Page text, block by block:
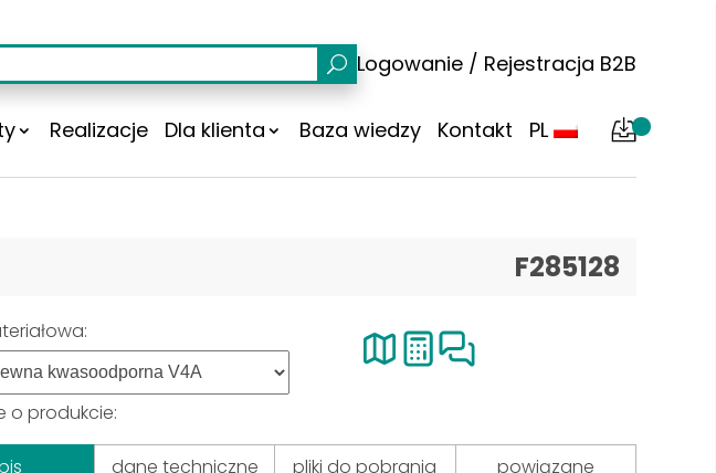
Logowanie / Rejestracja B2B
Realizacje Dla klienta Baza wiedzy Kontakt PL
F285128
o produkcie:
dane techniczne pliki do pobrania powiązane